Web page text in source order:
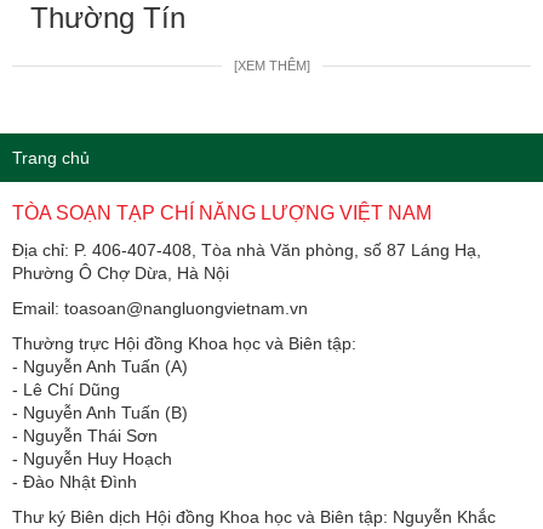
Thường Tín
[XEM THÊM]
Trang chủ
TÒA SOẠN TẠP CHÍ NĂNG LƯỢNG VIỆT NAM
Địa chỉ: P. 406-407-408, Tòa nhà Văn phòng, số 87 Láng Hạ,
Phường Ô Chợ Dừa, Hà Nội
Email: toasoan@nangluongvietnam.vn
Thường trực Hội đồng Khoa học và Biên tập:
​​​​​​- Nguyễn Anh Tuấn (A)
- Lê Chí Dũng
- Nguyễn Anh Tuấn (B)
- Nguyễn Thái Sơn
- Nguyễn Huy Hoạch
- Đào Nhật Đình
Thư ký Biên dịch Hội đồng Khoa học và Biên tập: Nguyễn Khắc